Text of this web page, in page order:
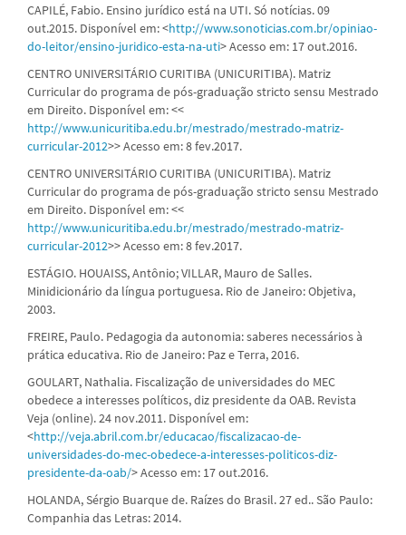
CAPILÉ, Fabio. Ensino jurídico está na UTI. Só notícias. 09
out.2015. Disponível em: <http://www.sonoticias.com.br/opiniao-
do-leitor/ensino-juridico-esta-na-uti> Acesso em: 17 out.2016.
CENTRO UNIVERSITÁRIO CURITIBA (UNICURITIBA). Matriz
Curricular do programa de pós-graduação stricto sensu Mestrado
em Direito. Disponível em: <<
http://www.unicuritiba.edu.br/mestrado/mestrado-matriz-
curricular-2012>> Acesso em: 8 fev.2017.
CENTRO UNIVERSITÁRIO CURITIBA (UNICURITIBA). Matriz
Curricular do programa de pós-graduação stricto sensu Mestrado
em Direito. Disponível em: <<
http://www.unicuritiba.edu.br/mestrado/mestrado-matriz-
curricular-2012>> Acesso em: 8 fev.2017.
ESTÁGIO. HOUAISS, Antônio; VILLAR, Mauro de Salles.
Minidicionário da língua portuguesa. Rio de Janeiro: Objetiva,
2003.
FREIRE, Paulo. Pedagogia da autonomia: saberes necessários à
prática educativa. Rio de Janeiro: Paz e Terra, 2016.
GOULART, Nathalia. Fiscalização de universidades do MEC
obedece a interesses políticos, diz presidente da OAB. Revista
Veja (online). 24 nov.2011. Disponível em:
<http://veja.abril.com.br/educacao/fiscalizacao-de-
universidades-do-mec-obedece-a-interesses-politicos-diz-
presidente-da-oab/> Acesso em: 17 out.2016.
HOLANDA, Sérgio Buarque de. Raízes do Brasil. 27 ed.. São Paulo:
Companhia das Letras: 2014.